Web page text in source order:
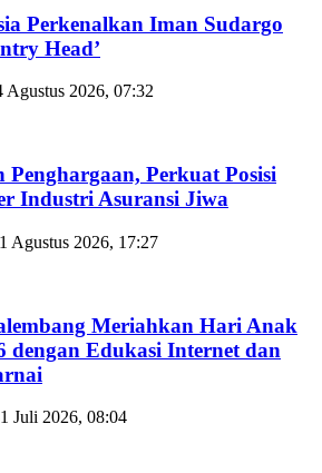
Perkenalkan Iman Sudargo
Head’
Agustus 2026, 07:32
Perkuat Posisi
Industri Asuransi Jiwa
Agustus 2026, 17:27
Meriahkan Hari Anak
dengan Edukasi Internet dan
Juli 2026, 08:04